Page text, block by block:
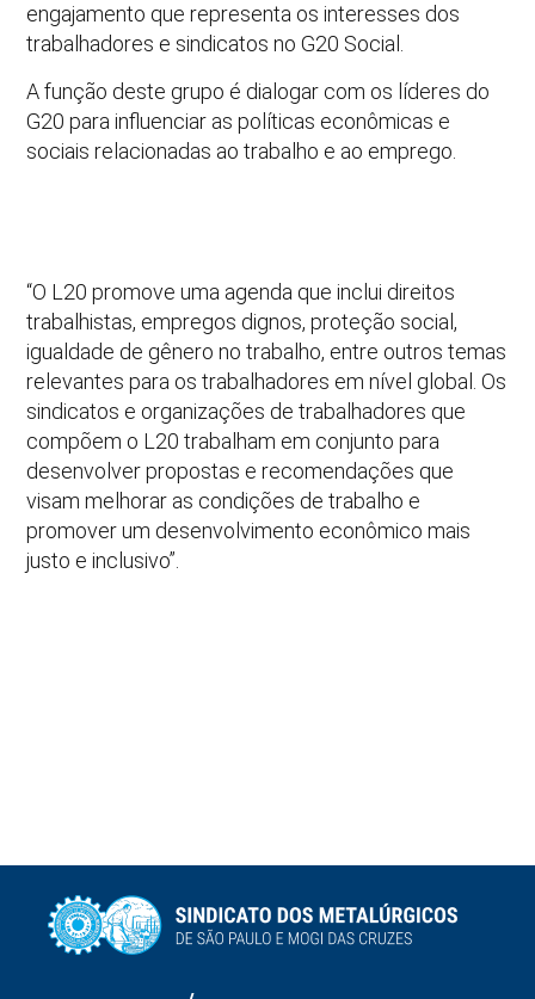
engajamento que representa os interesses dos
trabalhadores e sindicatos no G20 Social.
A função deste grupo é dialogar com os líderes do
G20 para influenciar as políticas econômicas e
sociais relacionadas ao trabalho e ao emprego.
“O L20 promove uma agenda que inclui direitos
trabalhistas, empregos dignos, proteção social,
igualdade de gênero no trabalho, entre outros temas
relevantes para os trabalhadores em nível global. Os
sindicatos e organizações de trabalhadores que
compõem o L20 trabalham em conjunto para
desenvolver propostas e recomendações que
visam melhorar as condições de trabalho e
promover um desenvolvimento econômico mais
justo e inclusivo”.